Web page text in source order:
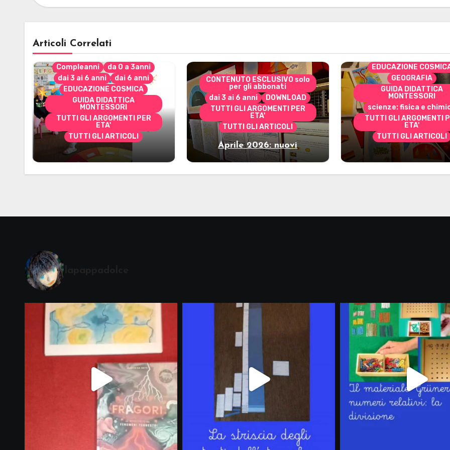
Articoli Correlati
Compleanni
da 0 a 3anni
dai 3 ai 6 anni
dai 6 anni
EDUCAZIONE COSMICA
GUIDA DIDATTICA
MONTESSORI
TUTTI GLI ARGOMENTI PER
ETA'
TUTTI GLI ARTICOLI
Alcuni materiali per
accompagnare la
Cerimonia del Sole
CONTENUTO ESCLUSIVO solo
per gli abbonati
dai 3 ai 6 anni
DOWNLOAD
TUTTI GLI ARGOMENTI PER
ETA'
TUTTI GLI ARTICOLI
Aprile 2026: nuovi
materiali stampabili per
CONTENUTO
DOWNLOAD
EDUCAZIONE
GEOGRAFIA
GUIDA DIDATTICA
MONTESSORI
scienze: fisica e
TUTTI GLI ARGOMENTI
ETA'
TUTTI GLI ARTICOLI
Marzo 2026:
materiali stampabili
gli abbonati